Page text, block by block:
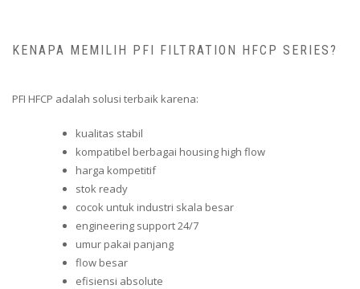
KENAPA MEMILIH PFI FILTRATION HFCP SERIES?
PFI HFCP adalah solusi terbaik karena:
kualitas stabil
kompatibel berbagai housing high flow
harga kompetitif
stok ready
cocok untuk industri skala besar
engineering support 24/7
umur pakai panjang
flow besar
efisiensi absolute